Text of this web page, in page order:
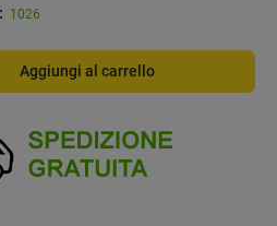
1026
Aggiungi al carrello